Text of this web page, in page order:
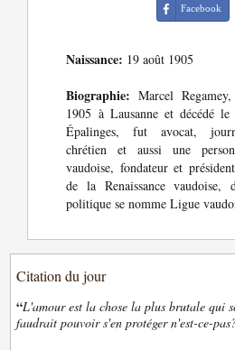
Facebook
Naissance: 19 août 1905
Biographie: Marcel
1905 à Lausanne et décédé
Épalinges, fut avocat,
chrétien et aussi une
vaudoise, fondateur et
de la Renaissance vaudoise,
politique se nomme Ligue
Citation du jour
“L'amour est la chose la plus brutale qui
faudrait pouvoir s'en protéger n'est-ce-